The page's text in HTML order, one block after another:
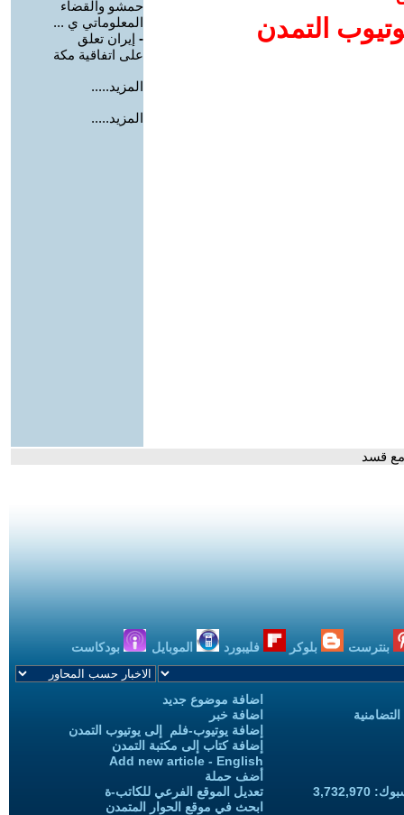
التمدن
حمشو والقضاء
المعلوماتي ي ...
- إيران تعلق
على اتفاقية مكة
المزيد.....
المزيد.....
مع قسد
بنترست بلوكر فليبورد الموبايل بودكاست
اضافة موضوع جديد
اضافة خبر
إضافة يوتيوب-فلم إلى يوتيوب التمدن
إضافة كتاب إلى مكتبة التمدن
Add new article - English
أضف حملة
تعديل الموقع الفرعي للكاتب-ة
ابحث في موقع الحوار المتمدن